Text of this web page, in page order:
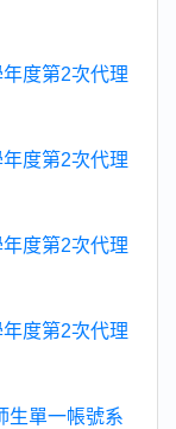
度第2次代理
度第2次代理
度第2次代理
度第2次代理
生單一帳號系